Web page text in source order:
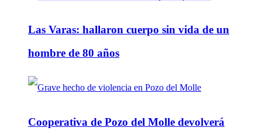
Las Varas: hallaron cuerpo sin vida de un
hombre de 80 años
Cooperativa de Pozo del Molle devolverá